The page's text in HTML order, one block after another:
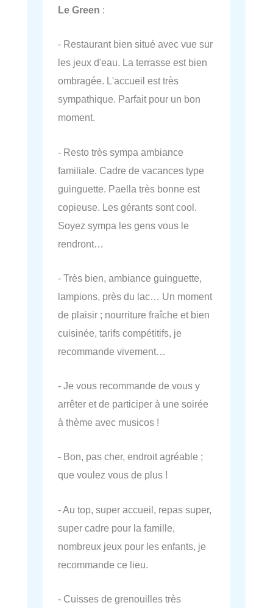
Le Green :
- Restaurant bien situé avec vue sur
les jeux d'eau. La terrasse est bien
ombragée. L'accueil est très
sympathique. Parfait pour un bon
moment.
- Resto très sympa ambiance
familiale. Cadre de vacances type
guinguette. Paella très bonne est
copieuse. Les gérants sont cool.
Soyez sympa les gens vous le
rendront…
- Très bien, ambiance guinguette,
lampions, près du lac… Un moment
de plaisir ; nourriture fraîche et bien
cuisinée, tarifs compétitifs, je
recommande vivement…
- Je vous recommande de vous y
arrêter et de participer à une soirée
à thème avec musicos !
- Bon, pas cher, endroit agréable ;
que voulez vous de plus !
- Au top, super accueil, repas super,
super cadre pour la famille,
nombreux jeux pour les enfants, je
recommande ce lieu.
- Cuisses de grenouilles très